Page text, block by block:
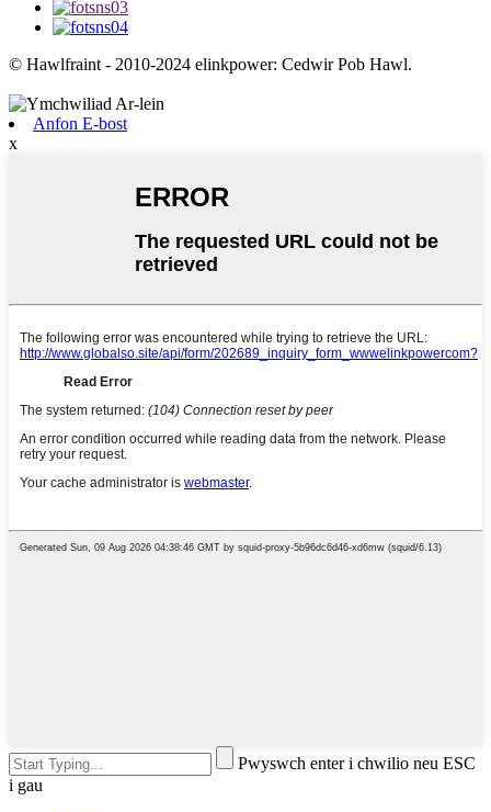
© Hawlfraint - 2010-2024 elinkpower: Cedwir Pob Hawl.
Anfon E-bost
x
Pwyswch enter i chwilio neu ESC
i gau